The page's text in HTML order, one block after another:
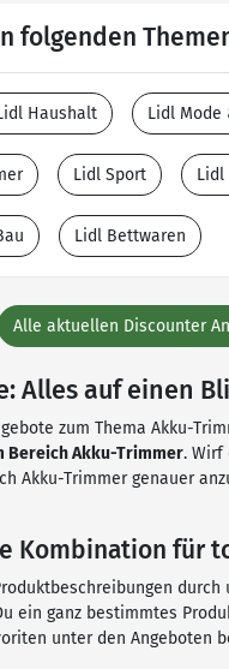
folgenden
Haushalt Lidl Mode
Lidl Sport Lidl
Lidl Bettwaren
Alle aktuellen Discounter
Alles auf einen
zum Thema Akku-
Bereich Akku-Trimmer. Wirf
Akku-Trimmer genauer
Kombination für
ein ganz bestimmtes
unter den Angeboten